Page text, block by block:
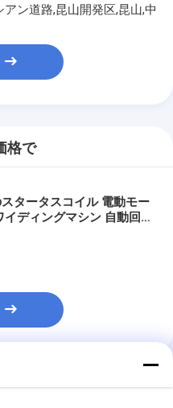
ン道路,昆山開発区,昆山,中
格で
タータスコイル 電動モー
イディングマシン 自動回